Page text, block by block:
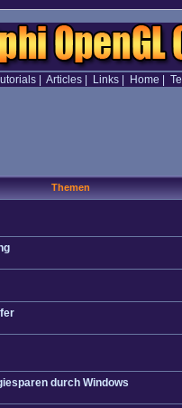
| Articles| Links| Home
Themen
durch Windows